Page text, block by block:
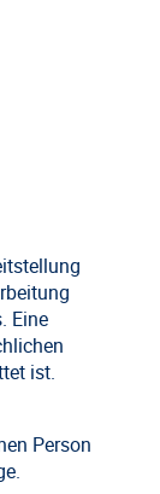
Eine
ist.
Person